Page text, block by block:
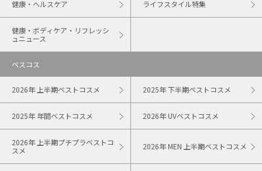
健康・ヘルスケア ライフスタイル特集
健康・ボディケア・リフレッシ
ュニュース
ベスコス
2026年 上半期ベストコスメ 2025年 下半期ベストコスメ
2025年 年間ベストコスメ 2026年 UVベストコスメ
2026年 上半期プチプラベストコ
スメ
2026年 MEN 上半期ベストコスメ